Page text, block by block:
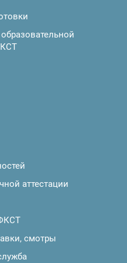
аттестации
смотры